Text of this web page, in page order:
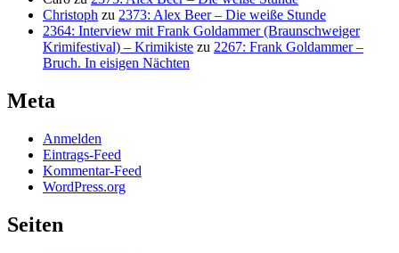
Christoph zu 2373: Alex Beer – Die weiße Stunde
2364: Interview mit Frank Goldammer (Braunschweiger
Krimifestival) – Krimikiste zu 2267: Frank Goldammer –
Bruch. In eisigen Nächten
Meta
Anmelden
Eintrags-Feed
Kommentar-Feed
WordPress.org
Seiten